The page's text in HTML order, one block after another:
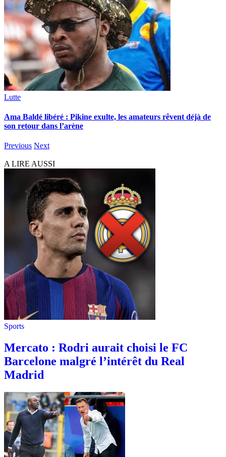
Lutte
Ama Baldé libéré : Pikine exulte, les amateurs rêvent déjà de
son retour dans l’arène
Previous Next
A LIRE AUSSI
Sports
Mercato : Rodri aurait choisi le FC
Barcelone malgré l’intérêt du Real
Madrid